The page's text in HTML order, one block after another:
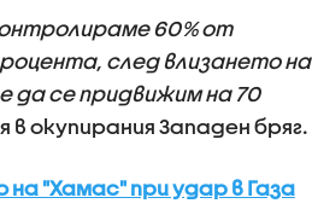
60% от
след влизането на
да се придвижим на 70
в окупирания Западен бряг.
"Хамас" при удар в Газа